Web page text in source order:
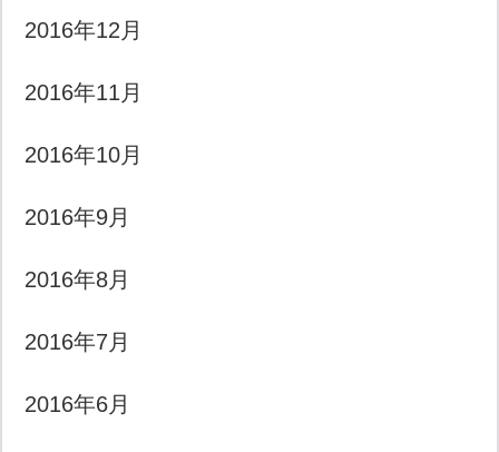
2016年12月
2016年11月
2016年10月
2016年9月
2016年8月
2016年7月
2016年6月